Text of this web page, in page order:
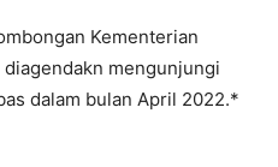
Kementerian
mengunjungi
dalam bulan April 2022.*